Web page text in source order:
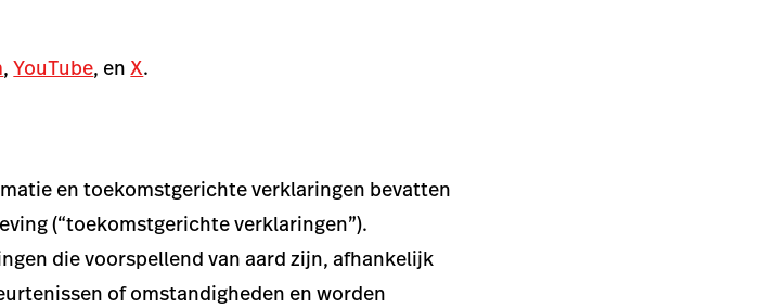
,YouTube, enX.
en toekomstgerichte verklaringen bevatten
(“toekomstgerichte verklaringen”).
die voorspellend van aard zijn, afhankelijk
of omstandigheden en worden